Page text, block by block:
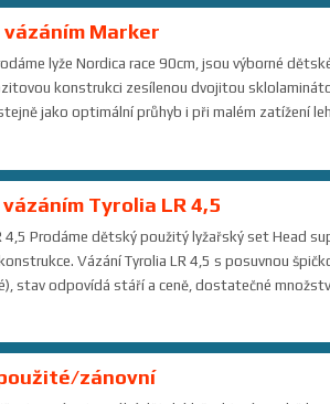
vázáním Marker
lyže Nordica race 90cm, jsou výborné
konstrukci zesílenou dvojitou
jako optimální průhyb i při malém zatížení
Tyrolia LR 4,5
Prodáme dětský použitý lyžařský set Head
Vázání Tyrolia LR 4,5 s posuvnou
stav odpovídá stáří a ceně, dostatečné
použité/zánovní